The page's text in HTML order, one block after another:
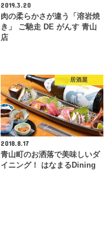
2019.3.20
肉の柔らかさが違う「溶岩焼
き」 ご馳走 DE がんす 青山
店
居酒屋
2018.8.17
青山町のお洒落で美味しいダ
イニング！ はなまるDining